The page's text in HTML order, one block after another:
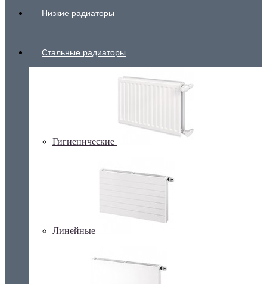
Низкие радиаторы
Стальные радиаторы
Гигиенические
Линейные